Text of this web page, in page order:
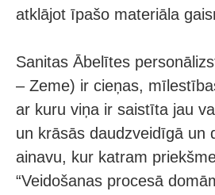
atklājot īpašo materiāla
Sanitas Ābelītes
– Zeme) ir cieņas,
ar kuru viņa ir saistīta jau
un krāsās daudzveidīgā un
ainavu, kur katram
“Veidošanas procesā